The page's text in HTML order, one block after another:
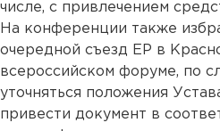
числе, с привлечением
На конференции также
очередной съезд ЕР в
всероссийском форуме, по
уточняться положения
привести документ в